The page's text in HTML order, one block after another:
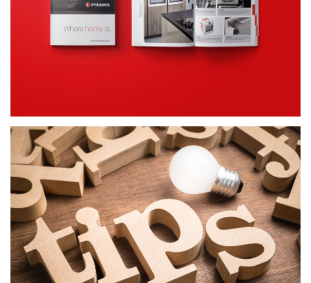
ΕΝΤΥΠΟ ΥΛΙΚΟ
ΕΞΥΠΝΕΣ ΣΥΜΒΟΥΛΕΣ
ΔΗΜΙΟΥΡΓΙΚΟ ΠΕΡΙΕΧΟΜΕΝΟ